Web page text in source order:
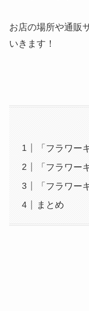
お店の場所や通販
いきます！
「フラワー
「フラワー
「フラワー
まとめ